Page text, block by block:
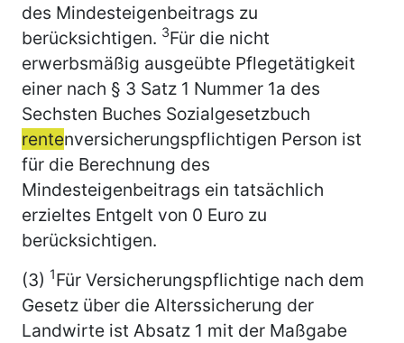
des Mindesteigenbeitrags zu
berücksichtigen. 3Für die nicht
erwerbsmäßig ausgeübte Pflegetätigkeit
einer nach § 3 Satz 1 Nummer 1a des
Sechsten Buches Sozialgesetzbuch
rentenversicherungspflichtigen Person ist
für die Berechnung des
Mindesteigenbeitrags ein tatsächlich
erzieltes Entgelt von 0 Euro zu
berücksichtigen.
(3) 1Für Versicherungspflichtige nach dem
Gesetz über die Alterssicherung der
Landwirte ist Absatz 1 mit der Maßgabe